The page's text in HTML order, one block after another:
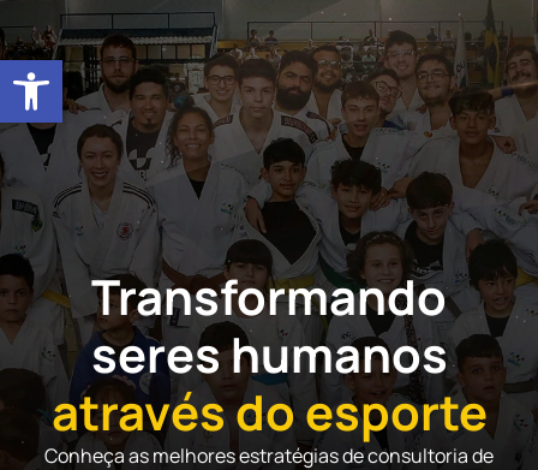
abrir a barra de ferramentas
Transformando
seres humanos
através do esporte
Conheça as melhores estratégias de consultoria de